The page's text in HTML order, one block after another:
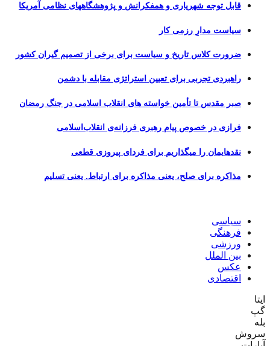
قابل توجه شهریاری و همفکرانش و پژوهشگاههای نظامی آمریکا
سیاست مدارِ رزمی کار
ضرورت کلاس تاریخ و سیاست برای برخی از تصمیم گیران کشور
راهبردی تجربی برای تعیین استراتژی مقابله با دشمن
صبر مقدس تا تأمین خواسته های انقلاب اسلامی در جنگ رمضان
فرازی در خصوص پیام رهبری فرزانه‌ی انقلاب‌اسلامی
نقدهایمان را میگذاریم برای فردای پیروزی قطعی
مذاکره برای صلح، یعنی مذاکره برای ارتباط. یعنی تسلیم
سیاسی
فرهنگی
ورزشی
بین الملل
عکس
اقتصادی
ایتا
گپ
بله
سروش